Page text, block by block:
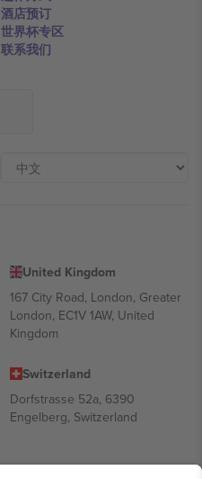
酒店预订
世界杯专区
联系我们
United Kingdom
167 City Road, London, Greater
London, EC1V 1AW, United
Kingdom
Switzerland
Dorfstrasse 52a, 6390
Engelberg, Switzerland